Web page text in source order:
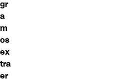
gr
a
m
os
ex
tra
er